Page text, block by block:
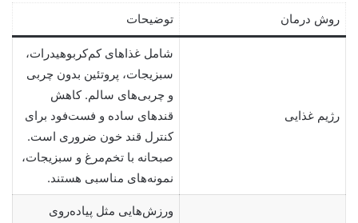
روش درمان توضیحات
رژیم غذایی
شامل غذاهای کم‌کربوهیدرات،
سبزیجات، پروتئین بدون چربی
و چربی‌های سالم. کاهش
قندهای ساده و فست‌فود برای
کنترل قند خون ضروری است.
صبحانه با تخم‌مرغ و سبزیجات،
نمونه‌های مناسبی هستند.
ورزش‌هایی مثل پیاده‌روی